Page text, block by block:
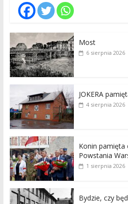
Most
6 sierpnia 2026
JOKERA
4 sierpnia 2026
Konin pamięta
Powstania
1 sierpnia 2026
Bydzie, czy